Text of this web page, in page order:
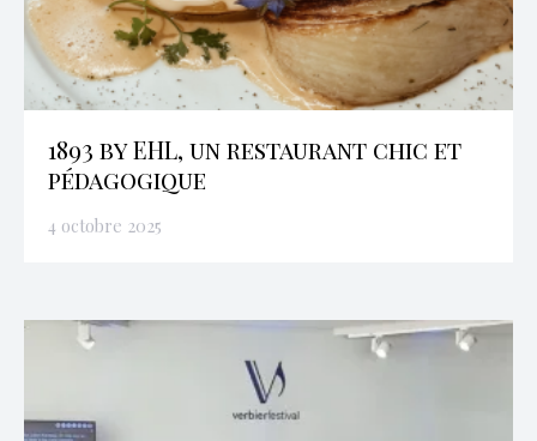
1893 by EHL, un restaurant chic et
pédagogique
4 octobre 2025